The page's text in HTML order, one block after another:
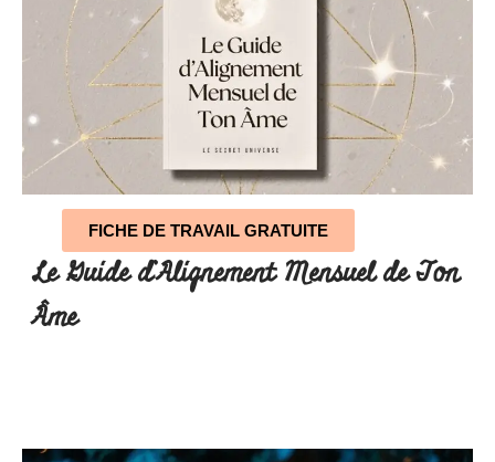
FICHE DE TRAVAIL GRATUITE
Le Guide d’Alignement Mensuel de Ton
Âme